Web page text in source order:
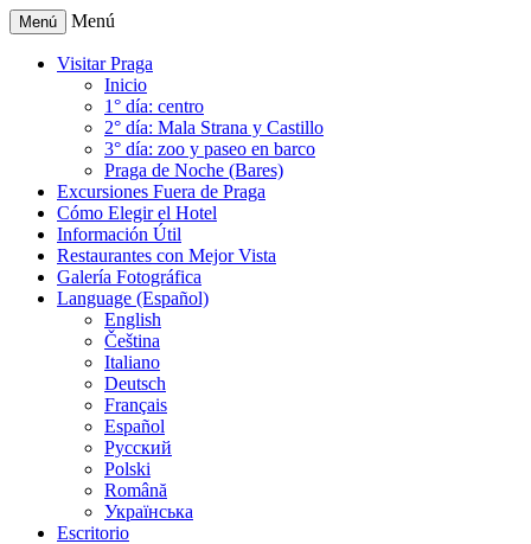
Menú Menú
Visitar Praga
Inicio
1° día: centro
2° día: Mala Strana y Castillo
3° día: zoo y paseo en barco
Praga de Noche (Bares)
Excursiones Fuera de Praga
Cómo Elegir el Hotel
Información Útil
Restaurantes con Mejor Vista
Galería Fotográfica
Language (Español)
English
Čeština
Italiano
Deutsch
Français
Español
Русский
Polski
Română
Українська
Escritorio